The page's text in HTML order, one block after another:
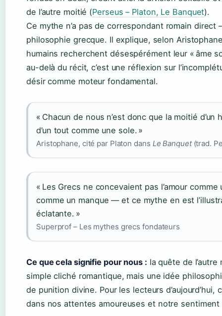
de l’autre moitié (Perseus – Platon, Le Banquet).
Ce mythe n’a pas de correspondant romain
philosophie grecque. Il explique, selon
humains recherchent désespérément leur « âme
au-delà du récit, c’est une réflexion sur
désir comme moteur fondamental.
« Chacun de nous n’est donc que la moitié d’un
d’un tout comme une sole. »
Aristophane, cité par Platon dans Le Banquet(trad.
« Les Grecs ne concevaient pas l’amour
comme un manque — et ce mythe en est
éclatante. »
Superprof – Les mythes grecs fondateurs
Ce que cela signifie pour nous : la quête de l’autre
simple cliché romantique, mais une idée
de punition divine. Pour les lecteurs d’aujourd’hui,
dans nos attentes amoureuses et notre sentiment